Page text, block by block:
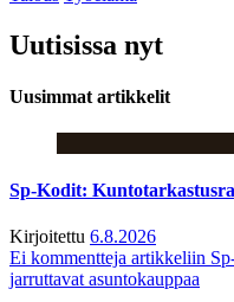
Uutisissa nyt
Uusimmat artikkelit
Sp-Kodit:
Kirjoitettu 6.8.2026
Ei kommentteja artikkeliin
jarruttavat asuntokauppaa